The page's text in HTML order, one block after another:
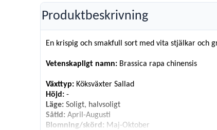
Produktbeskrivning
En krispig och smakfull sort med vita stjälkar och
Vetenskapligt namn: Brassica rapa chinensis
Växttyp: Köksväxter Sallad
Höjd: -
Läge: Soligt, halvsoligt
Såtid: April-Augusti
Blomning/skörd: Maj-Oktober